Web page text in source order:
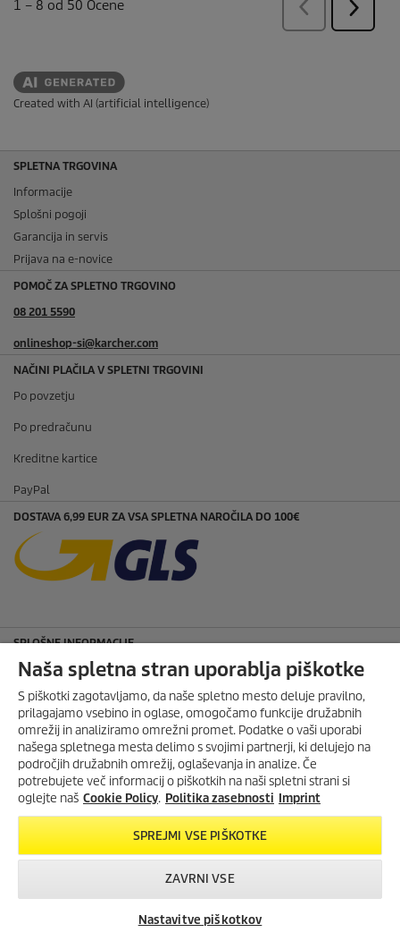
Iskanje trgovcev
Created with AI (artificial intelligence)
SPLETNA TRGOVINA
Informacije
Splošni pogoji
Garancija in servis
Prijava na e-novice
POMOČ ZA SPLETNO TRGOVINO
08 201 5590
onlineshop-si@karcher.com
NAČINI PLAČILA V SPLETNI TRGOVINI
Po povzetju
Po predračunu
Kreditne kartice
PayPal
DOSTAVA 6,99 EUR ZA VSA SPLETNA NAROČILA DO 100€
SPLOŠNE INFORMACIJE
info-si@karcher.com
VSI KONTAKTI
PODATKI O PODJETJU
KÄRCHER LJUBLJANA
KÄRCHER KOPER
KARCHER MURSKA SOBOTA
O podjetju
Naša spletna stran uporablja piškotke
S piškotki zagotavljamo, da naše spletno mesto deluje pravilno,
prilagajamo vsebino in oglase, omogočamo funkcije družabnih
omrežij in analiziramo omrežni promet. Podatke o vaši uporabi
našega spletnega mesta delimo s svojimi partnerji, ki delujejo na
področjih družabnih omrežij, oglaševanja in analize. Če
potrebujete več informacij o piškotkih na naši spletni strani si
oglejte naš Cookie Policy. Politika zasebnosti Imprint
SPREJMI VSE PIŠKOTKE
ZAVRNI VSE
Nastavitve piškotkov